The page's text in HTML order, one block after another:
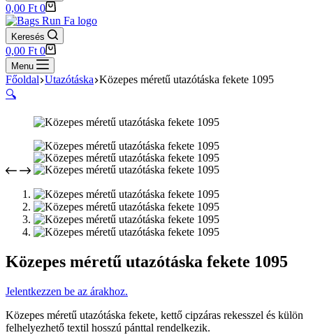
Shopping
cart
0,00 Ft 0
Keresés
Shopping
cart
0,00 Ft 0
Menu
Főoldal Utazótáska Közepes méretű utazótáska fekete 1095
🔍
Közepes méretű utazótáska fekete 1095
Jelentkezzen be az árakhoz.
Közepes méretű utazótáska fekete, kettő cipzáras rekesszel és külön
felhelyezhető textil hosszú pánttal rendelkezik.